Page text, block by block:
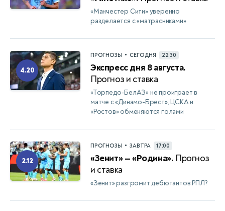
«Манчестер Сити» уверенно
разделается с «матрасниками»
4.20
ПРОГНОЗЫ • СЕГОДНЯ 22:30
Экспресс дня 8 августа.
Прогноз и ставка
«Торпедо-БелАЗ» не проиграет в
матче с «Динамо-Брест», ЦСКА и
«Ростов» обменяются голами
2.12
ПРОГНОЗЫ • ЗАВТРА 17:00
«Зенит» — «Родина». Прогноз
и ставка
«Зенит» разгромит дебютантов РПЛ?